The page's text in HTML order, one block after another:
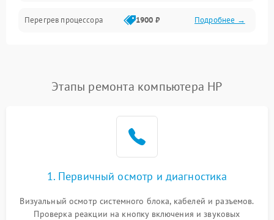
Перегрев процессора 1900 ₽ Подробнее →
Проблемы с
подключением внешних
1400 ₽ Подробнее →
1700 ₽
Ошибки в работе
оперативной памяти
1500 ₽ Подробнее →
Не распознается USB-порт 1300 ₽ Подробнее →
Этапы ремонта компьютера HP
1. Первичный осмотр и диагностика
Визуальный осмотр системного блока, кабелей и разъемов.
Проверка реакции на кнопку включения и звуковых